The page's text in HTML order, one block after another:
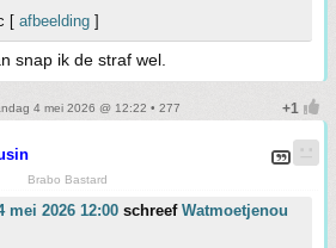
[ afbeelding ]
snap ik de straf wel.
4 mei 2026 @ 12:22 • 277
Brabo Bastard
mei 2026 12:00 schreef Watmoetjenou